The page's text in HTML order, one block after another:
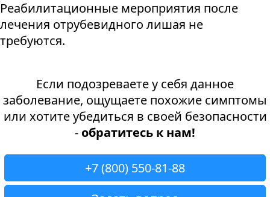
Реабилитационные мероприятия после
лечения отрубевидного лишая не
требуются.
Если подозреваете у себя данное
заболевание, ощущаете похожие симптомы
или хотите убедиться в своей безопасности
- обратитесь к нам!
+7 (800) 550-81-88